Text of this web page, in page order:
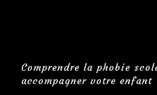
Comprendre la phobie
accompagner votre enfant